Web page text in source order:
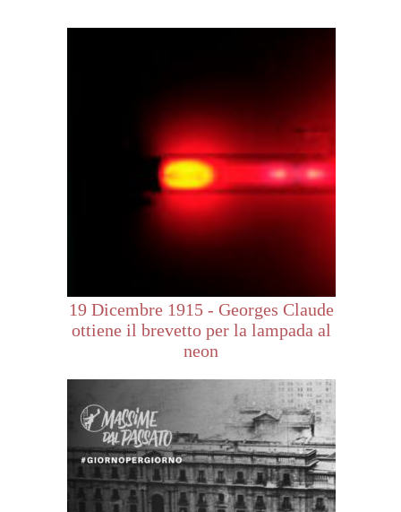
19 Dicembre 1915 - Georges Claude
ottiene il brevetto per la lampada al
neon